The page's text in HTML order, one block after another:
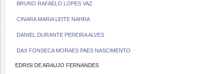
BRUNO RAFAELO LOPES VAZ
CINARA MARIA LEITE NAHRA
DANIEL DURANTE PEREIRA ALVES
DAX FONSECA MORAES PAES NASCIMENTO
EDRISI DE ARAUJO FERNANDES